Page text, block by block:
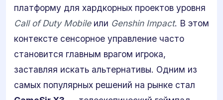
платформу для хардкорных проектов уровня
Call of Duty Mobileили Genshin Impact. В этом
контексте сенсорное управление часто
становится главным врагом игрока,
заставляя искать альтернативы. Одним из
самых популярных решений на рынке стал